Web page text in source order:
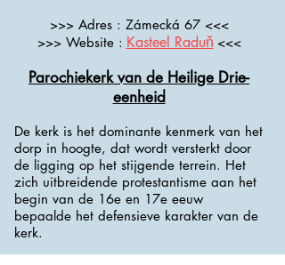
>>> Adres : Zámecká 67 <<<
>>> Website : Kasteel Raduň <<<
Parochiekerk van de Heilige Drie-
eenheid
De kerk is het dominante kenmerk van het
dorp in hoogte, dat wordt versterkt door
de ligging op het stijgende terrein. Het
zich uitbreidende protestantisme aan het
begin van de 16e en 17e eeuw
bepaalde het defensieve karakter van de
kerk.